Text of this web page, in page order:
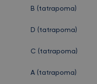
B (tatrapoma)
D (tatrapoma)
C (tatrapoma)
A (tatrapoma)